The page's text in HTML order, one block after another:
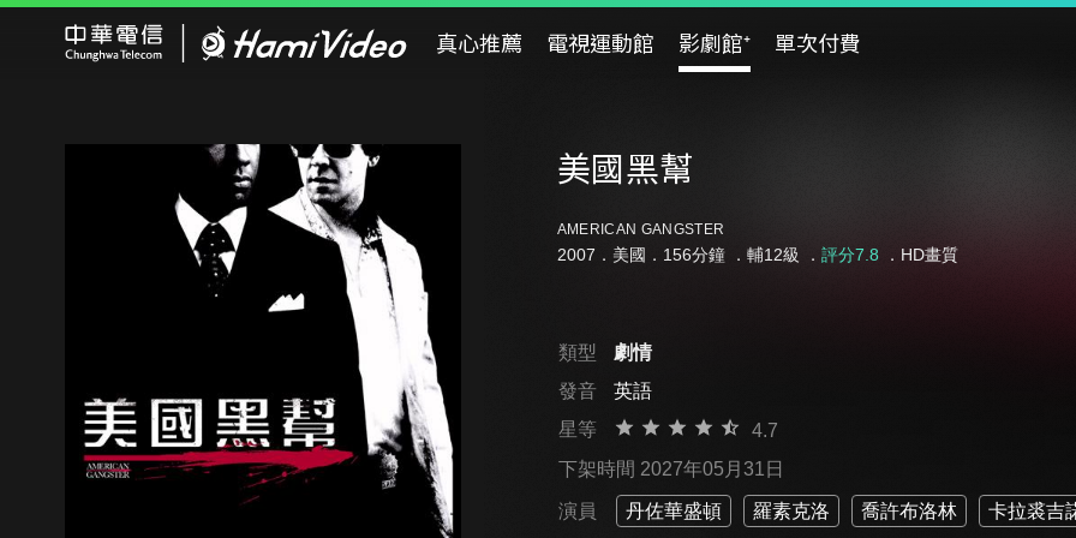
真心推薦 電視運動館 影劇館⁺ 單次付費
美國黑幫
AMERICAN GANGSTER
2007．美國．156分鐘 ． 輔12級 ． 評分7.8 ．HD畫質
類型
劇情
發音
英語
星等
4.7
下架時間 2027年05月31日
演員 丹佐華盛頓 羅素克洛 喬許布洛林 卡拉裘吉